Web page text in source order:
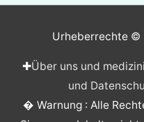
Urheberrechte ©
✚Über uns und
und
� Warnung : Alle